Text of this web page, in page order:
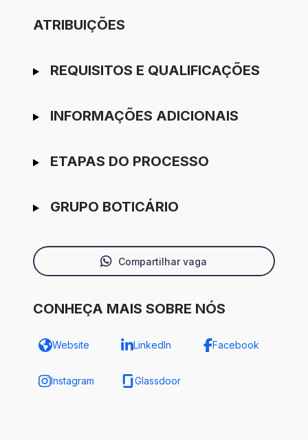
ATRIBUIÇÕES
REQUISITOS E QUALIFICAÇÕES
INFORMAÇÕES ADICIONAIS
ETAPAS DO PROCESSO
GRUPO BOTICÁRIO
Compartilhar vaga
CONHEÇA MAIS SOBRE NÓS
Website LinkedIn Facebook
Instagram Glassdoor